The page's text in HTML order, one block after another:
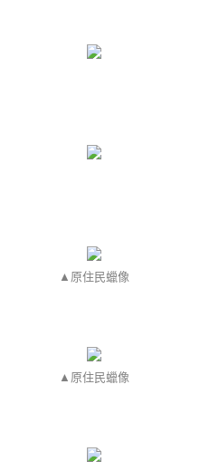
▲原住民蠟像
▲原住民蠟像